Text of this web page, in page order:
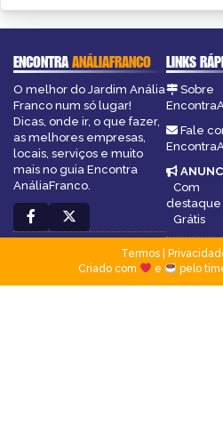
ENCONTRAANÁLIAFRANCO
O melhor do Jardim Anália
Franco num só lugar!
Dicas, onde ir, o que fazer,
as melhores empresas,
locais, serviços e muito
mais no guia Encontra
AnáliaFranco.
LINKS
Sobre
Fale
Com
destaque
Grátis
Termos|
Criado com
e pelo